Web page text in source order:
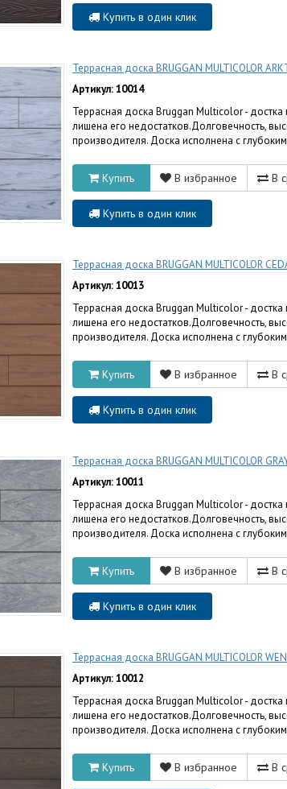
Купить в один клик
Террасная доска BRUGGAN MULTICOLOR
Артикул: 10014
Террасная доска Bruggan Multicolor -
лишена его недостатков.Долговечность,
производителя. Доска исполнена с
Купить В избранное В
Купить в один клик
Террасная доска BRUGGAN MULTICOLOR
Артикул: 10013
Террасная доска Bruggan Multicolor -
лишена его недостатков.Долговечность,
производителя. Доска исполнена с
Купить В избранное В
Купить в один клик
Террасная доска BRUGGAN MULTICOLOR
Артикул: 10011
Террасная доска Bruggan Multicolor -
лишена его недостатков.Долговечность,
производителя. Доска исполнена с
Купить В избранное В
Купить в один клик
Террасная доска BRUGGAN MULTICOLOR
Артикул: 10012
Террасная доска Bruggan Multicolor -
лишена его недостатков.Долговечность,
производителя. Доска исполнена с
Купить В избранное В